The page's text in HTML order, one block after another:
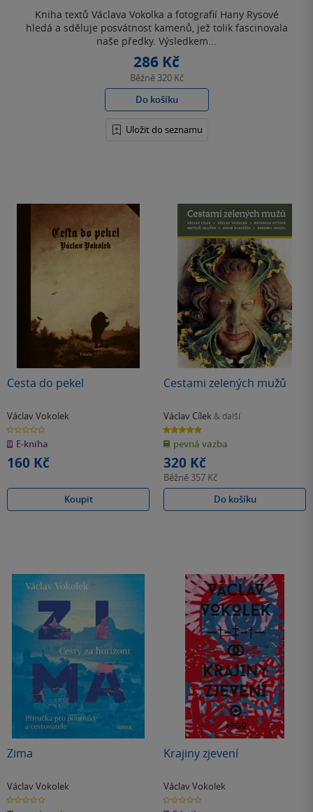
Kniha textů Václava Vokolka a fotografií Hany Rysové
hledá a sděluje posvátnost kamenů, jež tolik fascinovala
naše předky. Výsledkem...
286 Kč
Běžně 320 Kč
Do košíku
Uložit do seznamu
Cesta do pekel
Václav Vokolek
0.0
z
5
hvězdiček
E-kniha
160 Kč
Koupit
Cestami zelených mužů
Václav Cílek & další
5.0
z
5
hvězdiček
pevná vazba
320 Kč
Běžně 357 Kč
Do košíku
Zima
Václav Vokolek
0.0
z
Krajiny zjevení
Václav Vokolek
0.0
z